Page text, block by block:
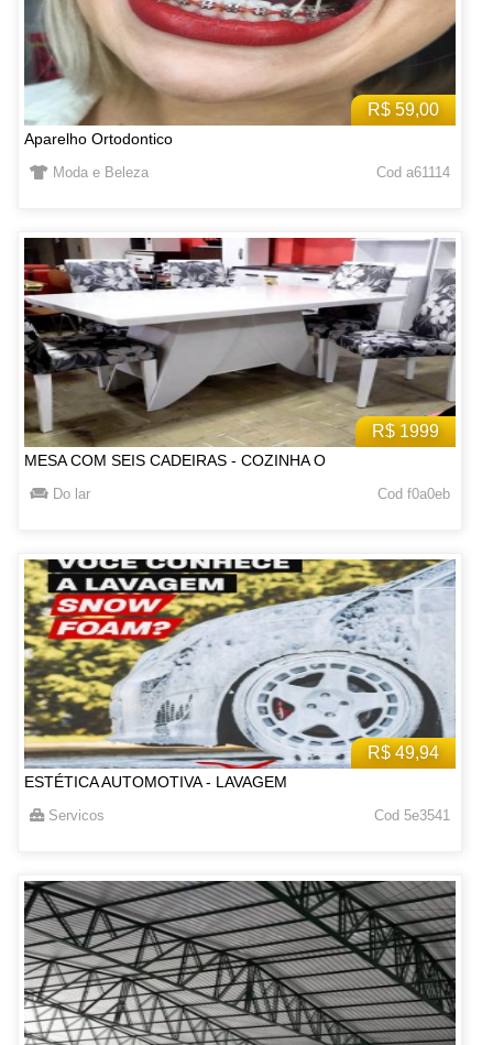
R$ 59,00
Aparelho Ortodontico
Moda e Beleza Cod a61114
R$ 1999
MESA COM SEIS CADEIRAS - COZINHA O
Do lar Cod f0a0eb
R$ 49,94
ESTÉTICA AUTOMOTIVA - LAVAGEM
Servicos Cod 5e3541